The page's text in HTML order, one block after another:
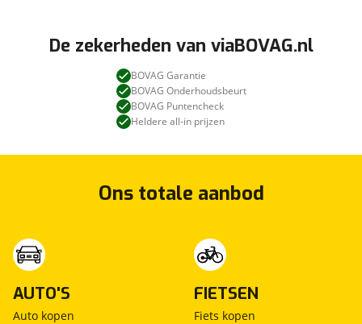
De zekerheden van viaBOVAG.nl
BOVAG Garantie
BOVAG Onderhoudsbeurt
BOVAG Puntencheck
Heldere all-in prijzen
Ons totale aanbod
AUTO'S
Auto kopen
FIETSEN
Fiets kopen